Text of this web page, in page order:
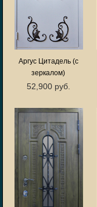
Аргус Цитадель (с
зеркалом)
52,900 руб.